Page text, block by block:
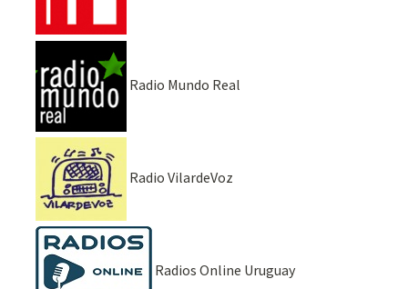
Radio Mundo Real
Radio VilardeVoz
Radios Online Uruguay